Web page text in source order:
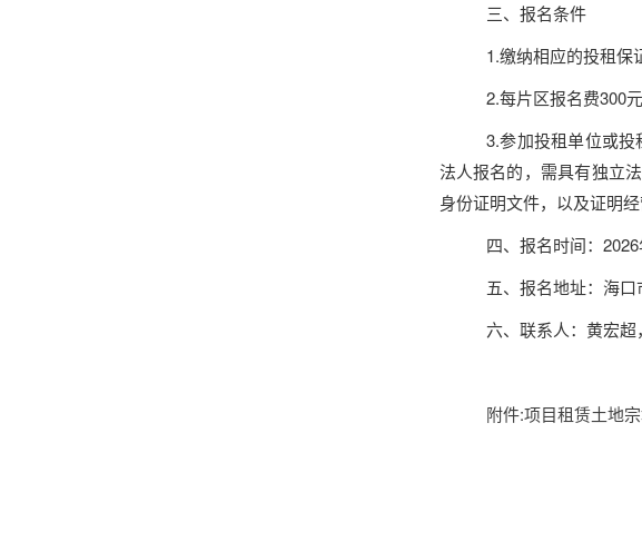
三、报名条件
1.缴纳相应的投租保
2.每片区报名费300
3.参加投租单位或
法人报名的， 需具有独立
身份证明文件，以及证明
四、报名时间：2026
五、报名地址：海口
六、联系人：黄宏超
附件:项目租赁土地